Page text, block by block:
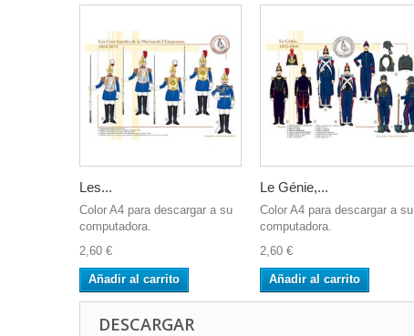
Les...
Color A4 para descargar a su
computadora.
2,60 €
Añadir al carrito
Le Génie,...
Color A4 para descargar a su
computadora.
2,60 €
Añadir al carrito
DESCARGAR